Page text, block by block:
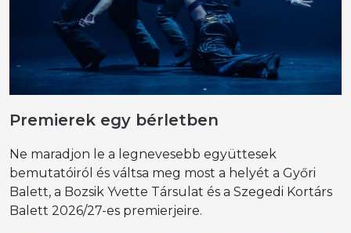
Premierek egy bérletben
Ne maradjon le a legnevesebb együttesek
bemutatóiról és váltsa meg most a helyét a Győri
Balett, a Bozsik Yvette Társulat és a Szegedi Kortárs
Balett 2026/27-es premierjeire.